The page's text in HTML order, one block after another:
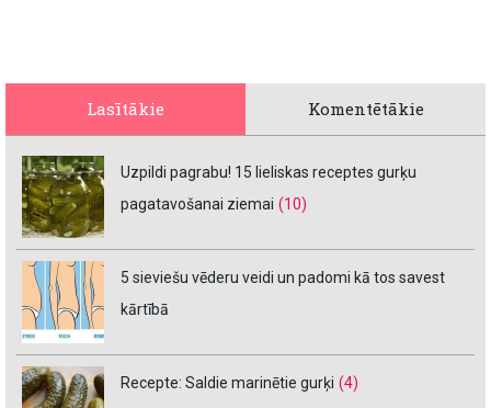
Lasītākie Komentētākie
Uzpildi pagrabu! 15 lieliskas receptes gurķu
pagatavošanai ziemai (10)
5 sieviešu vēderu veidi un padomi kā tos savest
kārtībā
Recepte: Saldie marinētie gurķi (4)